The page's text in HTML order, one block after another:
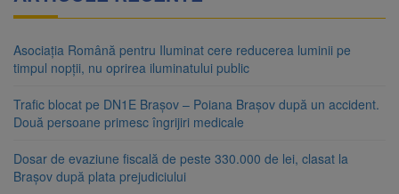
Asociația Română pentru Iluminat cere reducerea luminii pe
timpul nopții, nu oprirea iluminatului public
Trafic blocat pe DN1E Brașov – Poiana Brașov după un accident.
Două persoane primesc îngrijiri medicale
Dosar de evaziune fiscală de peste 330.000 de lei, clasat la
Brașov după plata prejudiciului